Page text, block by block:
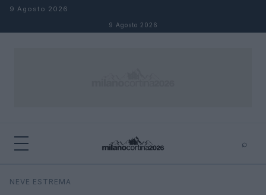
Salta al contenuto
9 Agosto 2026
9 Agosto 2026
⌕
Cerca
NEVE ESTREMA